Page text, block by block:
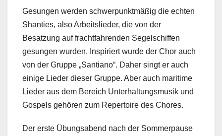
Gesungen werden schwerpunktmäßig die echten
Shanties, also Arbeitslieder, die von der
Besatzung auf frachtfahrenden Segelschiffen
gesungen wurden. Inspiriert wurde der Chor auch
von der Gruppe „Santiano“. Daher singt er auch
einige Lieder dieser Gruppe. Aber auch maritime
Lieder aus dem Bereich Unterhaltungsmusik und
Gospels gehören zum Repertoire des Chores.
Der erste Übungsabend nach der Sommerpause